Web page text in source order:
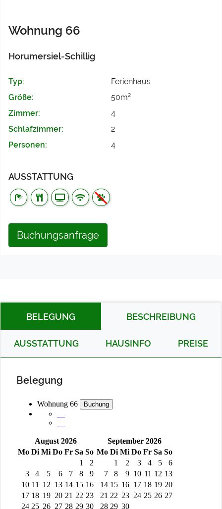
Wohnung 66
Horumersiel-Schillig
Typ:
Ferienhaus
Größe:
50m2
Zimmer:
4
Schlafzimmer:
2
Personen:
4
AUSSTATTUNG
Buchungsanfrage
BELEGUNG BESCHREIBUNG
AUSSTATTUNG HAUSINFO PREISE
Belegung